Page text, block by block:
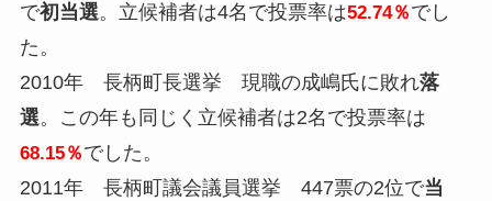
で初当選。立候補者は4名で投票率は52.74％でし
た。
2010年 長柄町長選挙 現職の成嶋氏に敗れ落
選。この年も同じく立候補者は2名で投票率は
68.15％でした。
2011年 長柄町議会議員選挙 447票の2位で当